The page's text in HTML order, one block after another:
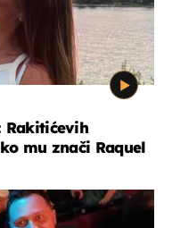
Rakitićevih
mu znači Raquel